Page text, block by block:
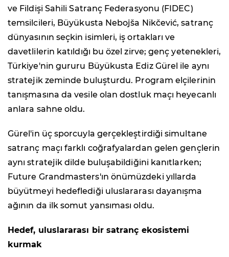
ve Fildişi Sahili Satranç Federasyonu (FIDEC)
temsilcileri, Büyükusta Nebojša Nikčević, satranç
dünyasının seçkin isimleri, iş ortakları ve
davetlilerin katıldığı bu özel zirve; genç yetenekleri,
Türkiye'nin gururu Büyükusta Ediz Gürel ile aynı
stratejik zeminde buluşturdu. Program elçilerinin
tanışmasına da vesile olan dostluk maçı heyecanlı
anlara sahne oldu.
Gürel'in üç sporcuyla gerçekleştirdiği simultane
satranç maçı farklı coğrafyalardan gelen gençlerin
aynı stratejik dilde buluşabildiğini kanıtlarken;
Future Grandmasters'ın önümüzdeki yıllarda
büyütmeyi hedeflediği uluslararası dayanışma
ağının da ilk somut yansıması oldu.
Hedef, uluslararası bir satranç ekosistemi
kurmak